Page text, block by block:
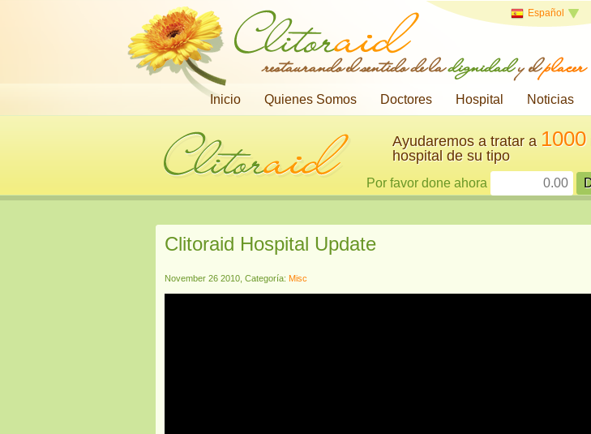
Español
restaurando el sentido de ladignidady elplacer
Inicio Quienes Somos Doctores Hospital Noticias
Ayudaremos a tratar a 1000
hospital de su tipo
Por favor done ahora
Clitoraid Hospital Update
November 26 2010, Categoría: Misc